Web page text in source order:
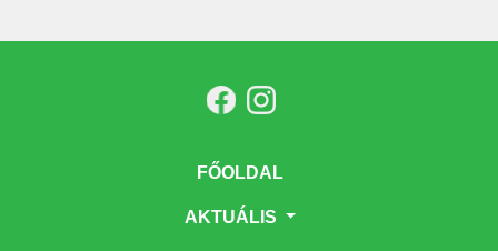
FŐOLDAL
AKTUÁLIS